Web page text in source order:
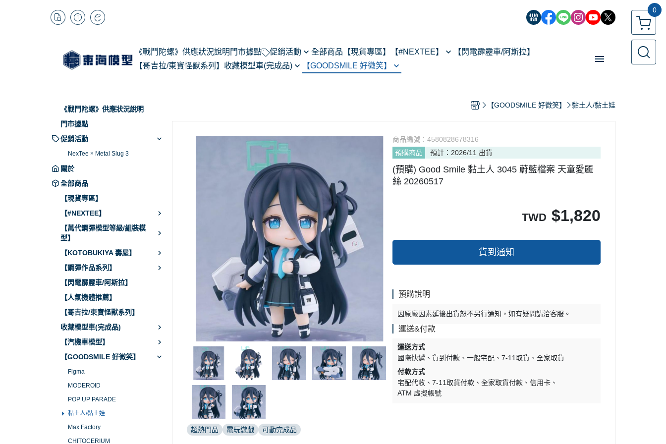
0
《戰鬥陀螺》供應狀況說明 門市據點 促銷活動
NexTee × Metal Slug 3
全部商品 【現貨專區】 【#NEXTEE】
閃電霹靂車
あるある
翻轉模玩
Legendary系列
PIXEL ADVENTURE
NEXT系列
【閃電霹靂車/阿斯拉】
【哥吉拉/東寶怪獸系列】 收藏模型車(完成品)
BBR
【GOODSMILE 好微笑】
POP UP PARADE
黏土人/黏土娃
CHITOCERIUM
PVC
HELLO! GOOD SMILE
THE合體
【經典機器人】
【預購專區】
反詐騙指南
《戰鬥陀螺》供應狀況說明
門市據點
促銷活動
NexTee × Metal Slug 3
關於
全部商品
【現貨專區】
【#NEXTEE】
【萬代鋼彈模型等級/組裝模
型】
【KOTOBUKIYA 壽屋】
【鋼彈作品系列】
【閃電霹靂車/阿斯拉】
【人氣機體推薦】
【哥吉拉/東寶怪獸系列】
收藏模型車(完成品)
【汽機車模型】
【GOODSMILE 好微笑】
Figma
MODEROID
POP UP PARADE
黏土人/黏土娃
Max Factory
CHITOCERIUM
【GOODSMILE 好微笑】 黏土人/黏土娃
超熱門品 電玩遊戲 可動完成品
商品編號：4580828678316
預購商品
預計：2026/11 出貨
(預購) Good Smile 黏土人 3045 蔚藍檔案 天童愛麗
絲 20260517
TWD $1,820
貨到通知
預購說明
因原廠因素延後出貨恕不另行通知，如有疑問請洽客服。
運送&付款
運送方式
國際快遞
貨到付款 一般宅配 7-11取貨
全家取貨
付款方式
宅配代收
7-11取貨付款 全家取貨付款
信用卡
ATM 虛擬帳號